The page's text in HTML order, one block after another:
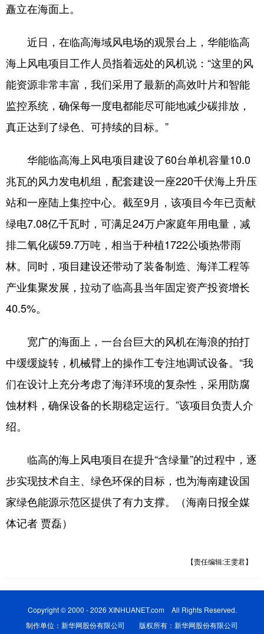
矗立在海面上。
近日，在临高海域风电场的观景台上，华能临高
海上风电项目工作人员指着远处的风机说：“这里的风
能资源非常丰富，我们采用了最新的高效叶片和智能
监控系统，确保每一度电都能尽可能地减少碳排放，
真正达到了绿色、可持续的目标。”
华能临高海上风电项目建设了60台单机容量10.0
兆瓦的风力发电机组，配套建设一座220千伏海上升压
站和一座陆上集控中心。截至9月，该项目今年已贡献
绿电7.08亿千瓦时，可满足24万户家庭年用电量，减
排二氧化碳59.7万吨，相当于种植1722公顷热带雨
林。同时，项目建设还带动了装备制造、海洋工程等
产业集聚发展，拉动了临高县当年固定资产投资增长
40.5%。
宽广的海面上，一台台巨大的风机在海浪的拍打
中缓缓旋转，机械臂上的操作工专注地调试设备。“我
们在设计上充分考虑了海洋环境的复杂性，采用防腐
蚀材料，确保设备的长期稳定运行。”该项目负责人介
绍。
临高的海上风电项目在提升“含绿量”的过程中，逐
步实现技术自主、绿色环保的目标，也为海南建设国
家绿色能源示范区提供了有力支撑。（海南日报全媒
体记者 贾磊）
【责任编辑:王雯君】
Copyright © 2000 - 2026 XINHUANET.com All Rights Reserved.
制作单位：新华网股份有限公司 版权所有：新华网股份有限公司